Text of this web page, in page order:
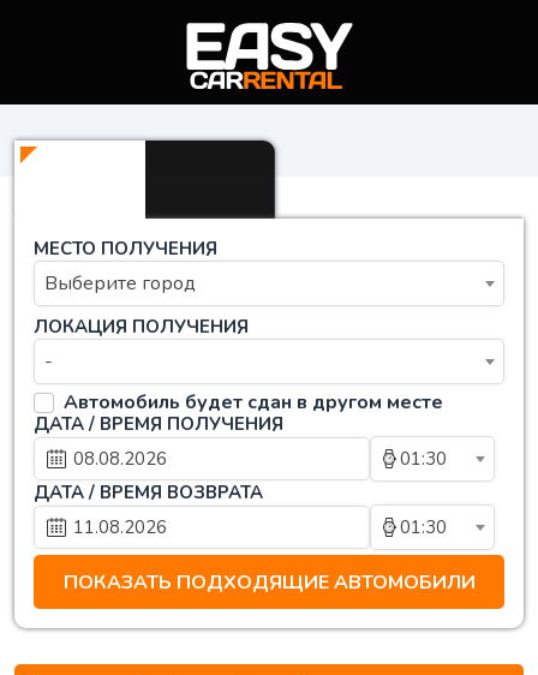
МЕСТО ПОЛУЧЕНИЯ
ЛОКАЦИЯ ПОЛУЧЕНИЯ
Выберите город
-
Автомобиль будет сдан в другом месте
ДАТА / ВРЕМЯ ПОЛУЧЕНИЯ
01:30
ДАТА / ВРЕМЯ ВОЗВРАТА
01:30